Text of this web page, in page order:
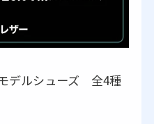
デルシューズ 全4種